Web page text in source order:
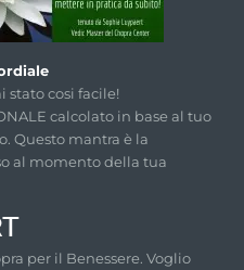
stato cosi facile!
calcolato in base al tuo
Questo mantra è la
al momento della tua
per il Benessere. Voglio